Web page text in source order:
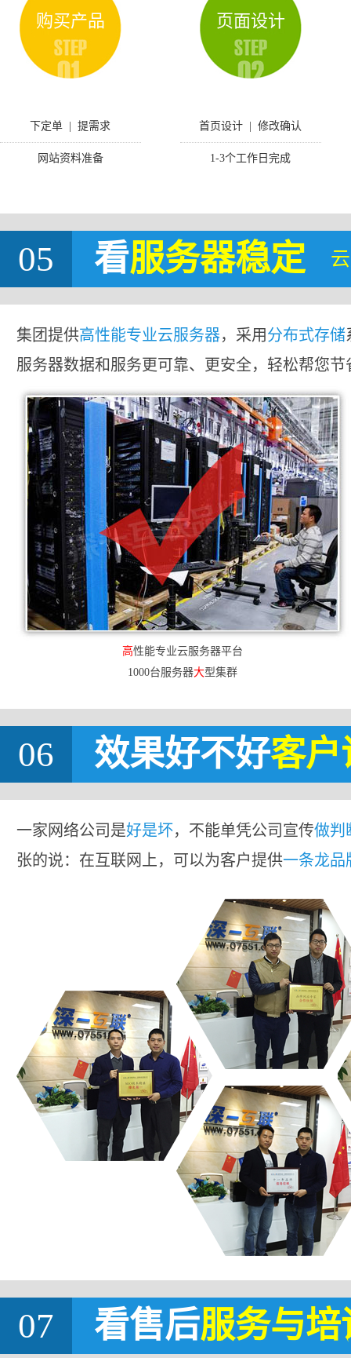
购买产品
下定单 | 提需求
网站资料准备
页面设计
首页设计 | 修改确认
1-3个工作日完成
05 看服务器稳定
集团提供高性能专业云服务器，采用分布式存储
服务器数据和服务更可靠、更安全，轻松帮您节
高性能专业云服务器平台
1000台服务器大型集群
06 效果好不好客户
一家网络公司是好是坏，不能单凭公司宣传做判
张的说：在互联网上，可以为客户提供一条龙品
07 看售后服务与培